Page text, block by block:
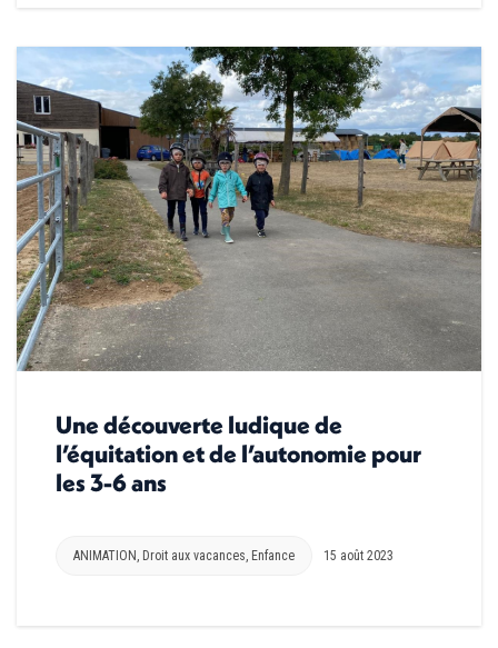
Une découverte ludique de
l’équitation et de l’autonomie pour
les 3-6 ans
ANIMATION , Droit aux vacances, Enfance 15 août 2023